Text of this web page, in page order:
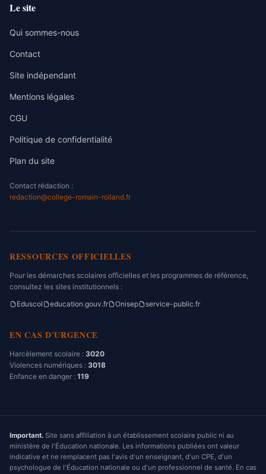
Le site
Qui sommes-nous
Contact
Site indépendant
Mentions légales
CGU
Politique de confidentialité
Plan du site
Contact rédaction :
redaction@college-romain-rolland.fr
RESSOURCES OFFICIELLES
Pour les démarches scolaires officielles et les programmes de référence,
consultez les sites institutionnels :
Eduscol
education.gouv.fr Onisep service-public.fr
EN CAS D'URGENCE
Harcèlement scolaire : 3020
Violences numériques : 3018
Enfance en danger : 119
Important. Site sans affiliation à un établissement scolaire public ni au
ministère de l'Éducation nationale. Les informations publiées ont valeur
indicative et ne remplacent pas l'avis d'un enseignant, d'un CPE, d'un
psychologue de l'Éducation nationale ou d'un professionnel de santé. En cas